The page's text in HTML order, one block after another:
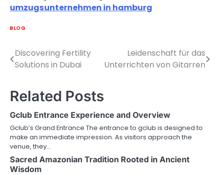
umzugsunternehmen in hamburg
BLOG
Post
Discovering Fertility
Solutions in Dubai
Leidenschaft für das
Unterrichten von Gitarren
Related Posts
Gclub Entrance Experience and Overview
Gclub’s Grand Entrance The entrance to gclub is designed to
make an immediate impression. As visitors approach the
venue, they…
Sacred Amazonian Tradition Rooted in Ancient
Wisdom